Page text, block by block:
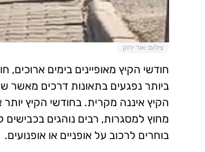
צילום: אור ירוק
חודשי הקיץ מאופיינים בימים ארוכים,
ביותר נפגעים בתאונות דרכים מאשר
הקיץ איננה מקרית. בחודשי הקיץ
מחוץ למסגרות, רבים נוהגים
בוחרים לרכוב על אופניים או אופנועים.